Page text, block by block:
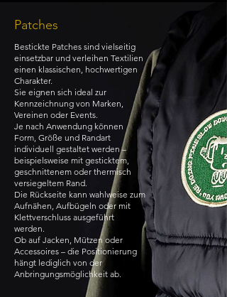
Patches
Bestickte Patches sind vielseitig
einsetzbar und verleihen Textilien
einen klassischen, hochwertigen
Charakter.
Sie eignen sich ideal zur
Kennzeichnung von Marken,
Vereinen oder Events.
Je nach Anwendung können
Form, Größe und Randart
individuell gestaltet werden –
beispielsweise mit gesticktem,
geschnittenem oder thermisch
versiegeltem Rand.
Die Rückseite kann wahlweise zum
Aufnähen, Aufbügeln oder mit
Klettverschluss ausgeführt
werden.
Ob auf Jacken, Mützen oder
Accessoires – die Positionierung
hängt lediglich von der
Anbringungsmöglichkeit ab.